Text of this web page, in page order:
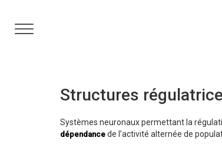
contenu
Structures
Systèmes neuronaux permettant la
dépendance de l’activité alternée de